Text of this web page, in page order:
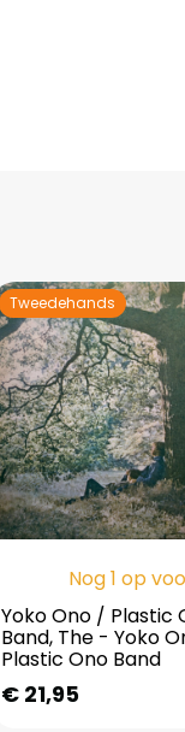
Tweedehands
Nog 1 op
Yoko Ono / Plastic
Band, The - Yoko
Plastic Ono Band
€ 21,95